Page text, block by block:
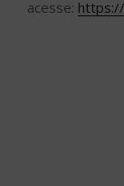
acesse: